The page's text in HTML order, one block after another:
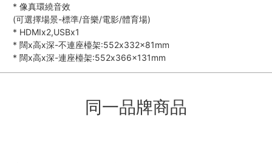
* 像真環繞音效
(可選擇場景-標準/音樂/電影/體育場)
* HDMIx2,USBx1
* 闊x高x深-不連座檯架:552x332x81mm
* 闊x高x深-連座檯架:552x366x131mm
同一品牌商品